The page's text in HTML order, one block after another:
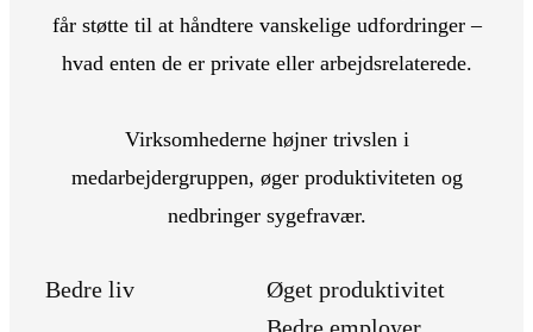
får støtte til at håndtere vanskelige udfordringer –
hvad enten de er private eller arbejdsrelaterede.
Virksomhederne højner trivslen i
medarbejdergruppen, øger produktiviteten og
nedbringer sygefravær.
Bedre liv Øget produktivitet